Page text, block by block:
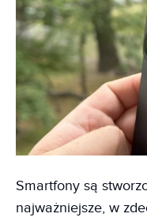
Smartfony są
najważniejsze, w